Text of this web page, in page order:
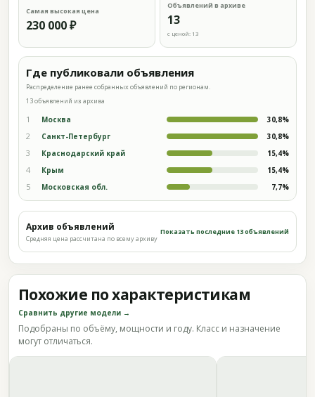
Самая высокая цена
230 000 ₽
Объявлений в архиве
13
с ценой: 13
Где публиковали объявления
Распределение ранее собранных объявлений по регионам.
13 объявлений из архива
1 Москва 30,8%
2 Санкт-Петербург 30,8%
3 Краснодарский край 15,4%
4 Крым 15,4%
5 Московская обл. 7,7%
Архив объявлений
Средняя цена рассчитана по всему архиву
Показать последние 13 объявлений
Похожие по характеристикам
Сравнить другие модели →
Подобраны по объёму, мощности и году. Класс и назначение
могут отличаться.